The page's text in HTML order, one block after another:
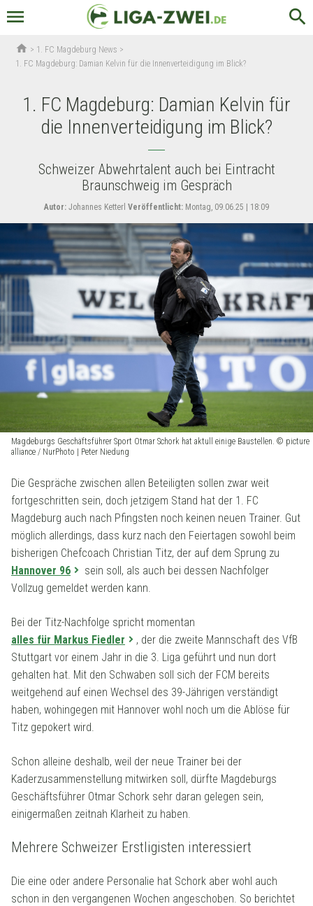
menu search
home > 1. FC Magdeburg News >
1. FC Magdeburg: Damian Kelvin für die Innenverteidigung im Blick?
1. FC Magdeburg: Damian Kelvin für
die Innenverteidigung im Blick?
Schweizer Abwehrtalent auch bei Eintracht
Braunschweig im Gespräch
Autor: Johannes Ketterl Veröffentlicht: Montag, 09.06.25 | 18:09
Magdeburgs Geschäftsführer Sport Otmar Schork hat aktull einige Baustellen. © picture
alliance / NurPhoto | Peter Niedung
Die Gespräche zwischen allen Beteiligten sollen zwar weit
fortgeschritten sein, doch jetzigem Stand hat der 1. FC
Magdeburg auch nach Pfingsten noch keinen neuen Trainer. Gut
möglich allerdings, dass kurz nach den Feiertagen sowohl beim
bisherigen Chefcoach Christian Titz, der auf dem Sprung zu
Hannover 96
sein soll, als auch bei dessen Nachfolger
Vollzug gemeldet werden kann.
Bei der Titz-Nachfolge spricht momentan
alles für Markus Fiedler
, der die zweite Mannschaft des VfB
Stuttgart vor einem Jahr in die 3. Liga geführt und nun dort
gehalten hat. Mit den Schwaben soll sich der FCM bereits
weitgehend auf einen Wechsel des 39-Jährigen verständigt
haben, wohingegen mit Hannover wohl noch um die Ablöse für
Titz gepokert wird.
Schon alleine deshalb, weil der neue Trainer bei der
Kaderzusammenstellung mitwirken soll, dürfte Magdeburgs
Geschäftsführer Otmar Schork sehr daran gelegen sein,
einigermaßen zeitnah Klarheit zu haben.
Mehrere Schweizer Erstligisten interessiert
Die eine oder andere Personalie hat Schork aber wohl auch
schon in den vergangenen Wochen angeschoben. So berichtet